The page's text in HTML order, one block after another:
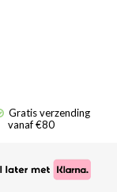
Gratis verzending
vanaf €80